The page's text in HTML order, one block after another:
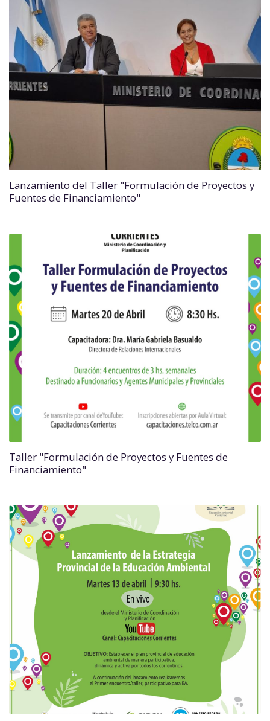
Lanzamiento del Taller "Formulación de Proyectos y
Fuentes de Financiamiento"
Taller "Formulación de Proyectos y Fuentes de
Financiamiento"